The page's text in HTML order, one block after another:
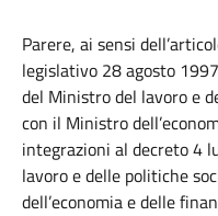
Parere, ai sensi
legislativo 28 agosto
del Ministro del lavoro e
con il Ministro
integrazioni al decreto 4
lavoro e delle politiche
dell’economia e delle